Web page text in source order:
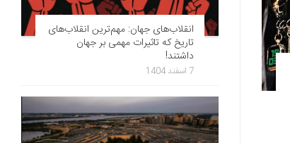
انقلاب‌های جهان: مهم‌ترین انقلاب‌های
تاریخ که تاثیرات مهمی بر جهان
داشتند!
7 اسفند 1404